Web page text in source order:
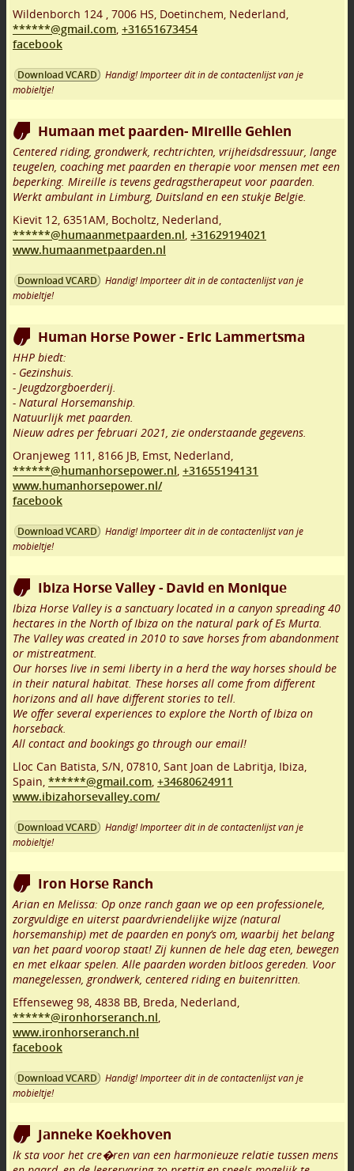
Wildenborch 124 , 7006 HS, Doetinchem, Nederland,
******@gmail.com, +31651673454
facebook
Download VCARD
Handig! Importeer dit in de contactenlijst van je
mobieltje!
Humaan met paarden- Mireille Gehlen
Centered riding, grondwerk, rechtrichten, vrijheidsdressuur, lange
teugelen, coaching met paarden en therapie voor mensen met een
beperking. Mireille is tevens gedragstherapeut voor paarden.
Werkt ambulant in Limburg, Duitsland en een stukje Belgie.
Kievit 12, 6351AM, Bocholtz, Nederland,
******@humaanmetpaarden.nl, +31629194021
www.humaanmetpaarden.nl
Download VCARD
Handig! Importeer dit in de contactenlijst van je
mobieltje!
Human Horse Power - Eric Lammertsma
HHP biedt:
- Gezinshuis.
- Jeugdzorgboerderij.
- Natural Horsemanship.
Natuurlijk met paarden.
Nieuw adres per februari 2021, zie onderstaande gegevens.
Oranjeweg 111 , 8166 JB, Emst, Nederland,
******@humanhorsepower.nl, +31655194131
www.humanhorsepower.nl/
facebook
Download VCARD
Handig! Importeer dit in de contactenlijst van je
mobieltje!
Ibiza Horse Valley - David en Monique
Ibiza Horse Valley is a sanctuary located in a canyon spreading 40
hectares in the North of Ibiza on the natural park of Es Murta.
The Valley was created in 2010 to save horses from abandonment
or mistreatment.
Our horses live in semi liberty in a herd the way horses should be
in their natural habitat. These horses all come from different
horizons and all have different stories to tell.
We offer several experiences to explore the North of Ibiza on
horseback.
All contact and bookings go through our email!
Lloc Can Batista, S/N, 07810, Sant Joan de Labritja, Ibiza,
Spain, ******@gmail.com, +34680624911
www.ibizahorsevalley.com/
Download VCARD
Handig! Importeer dit in de contactenlijst van je
mobieltje!
Iron Horse Ranch
Arian en Melissa: Op onze ranch gaan we op een professionele,
zorgvuldige en uiterst paardvriendelijke wijze (natural
horsemanship) met de paarden en pony’s om, waarbij het belang
van het paard voorop staat! Zij kunnen de hele dag eten, bewegen
en met elkaar spelen. Alle paarden worden bitloos gereden. Voor
manegelessen, grondwerk, centered riding en buitenritten.
Effenseweg 98, 4838 BB, Breda, Nederland,
******@ironhorseranch.nl,
www.ironhorseranch.nl
facebook
Download VCARD
Handig! Importeer dit in de contactenlijst van je
mobieltje!
Janneke Koekhoven
Ik sta voor het cre�ren van een harmonieuze relatie tussen mens